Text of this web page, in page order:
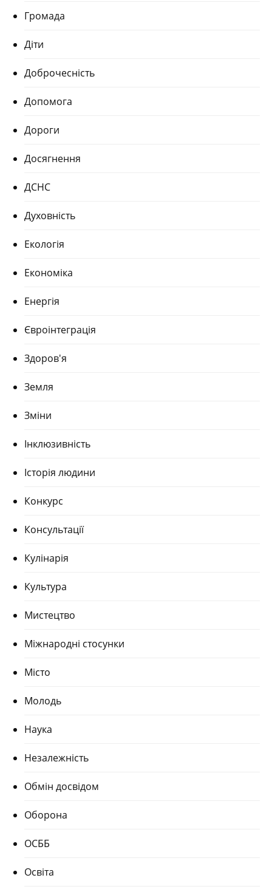
Громада
Діти
Доброчесність
Допомога
Дороги
Досягнення
ДСНС
Духовність
Екологія
Економіка
Енергія
Євроінтеграція
Здоров'я
Земля
Зміни
Інклюзивність
Історія людини
Конкурс
Консультації
Кулінарія
Культура
Мистецтво
Міжнародні стосунки
Місто
Молодь
Наука
Незалежність
Обмін досвідом
Оборона
ОСББ
Освіта